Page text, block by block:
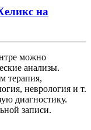
на
можно
анализы.
терапия,
неврология и т.
диагностику.
записи.